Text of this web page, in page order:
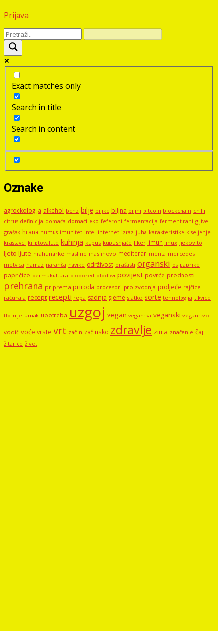
Prijava
Exact matches only
Search in title
Search in content
Oznake
agroekologija alkohol benz bilje biljke biljna biljni bitcoin blockchain chilli
citrus definicija domaća domaći eko feferoni fermentacija fermentirani gljive
grašak hrana humus imunitet intel internet izraz juha karakteristike kiseljenje
krastavci kriptovalute kuhinja kupus kupusnjače liker limun linux ljekovito
ljeto ljute mahunarke masline maslinovo mediteran menta mercedes
metvica namaz naranča navike održivost orašasti organski os paprike
papričice permakultura plodored plodovi povijest povrće prednosti
prehrana priprema priroda procesori proizvodnja proljeće rajčice
računala recept recepti repa sadnja sjeme slatko sorte tehnologija tikvice
tlo ulje umak upotreba uzgoj vegan veganska veganski veganstvo
vodič voće vrste vrt začin začinsko zdravlje zima značenje čaj
žitarice život